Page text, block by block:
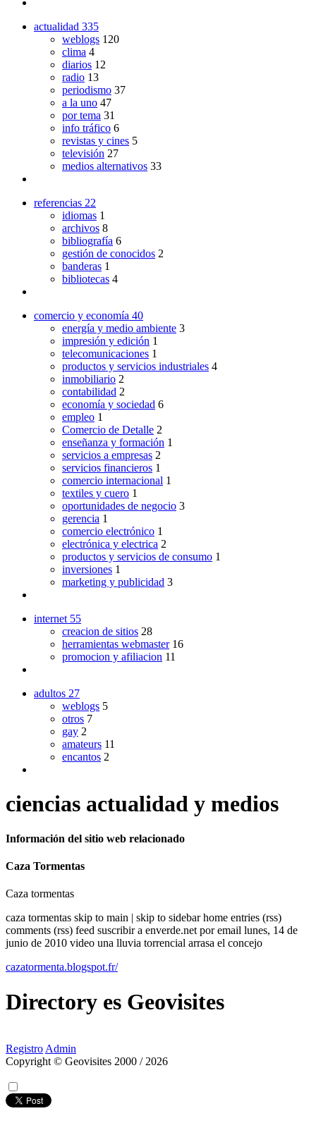
actualidad 335
weblogs 120
clima 4
diarios 12
radio 13
periodismo 37
a la uno 47
por tema 31
info tráfico 6
revistas y cines 5
televisión 27
medios alternativos 33
referencias 22
idiomas 1
archivos 8
bibliografía 6
gestión de conocidos 2
banderas 1
bibliotecas 4
comercio y economía 40
energía y medio ambiente 3
impresión y edición 1
telecomunicaciones 1
productos y servicios industriales 4
inmobiliario 2
contabilidad 2
economía y sociedad 6
empleo 1
Comercio de Detalle 2
enseñanza y formación 1
servicios a empresas 2
servicios financieros 1
comercio internacional 1
textiles y cuero 1
oportunidades de negocio 3
gerencia 1
comercio electrónico 1
electrónica y electrica 2
productos y servicios de consumo 1
inversiones 1
marketing y publicidad 3
internet 55
creacion de sitios 28
herramientas webmaster 16
promocion y afiliacion 11
adultos 27
weblogs 5
otros 7
gay 2
amateurs 11
encantos 2
ciencias actualidad y medios
Información del sitio web relacionado
Caza Tormentas
Caza tormentas
caza tormentas skip to main | skip to sidebar home entries (rss)
comments (rss) feed suscribir a enverde.net por email lunes, 14 de
junio de 2010 video una lluvia torrencial arrasa el concejo
cazatormenta.blogspot.fr/
Directory es Geovisites
Registro Admin
Copyright © Geovisites 2000 / 2026